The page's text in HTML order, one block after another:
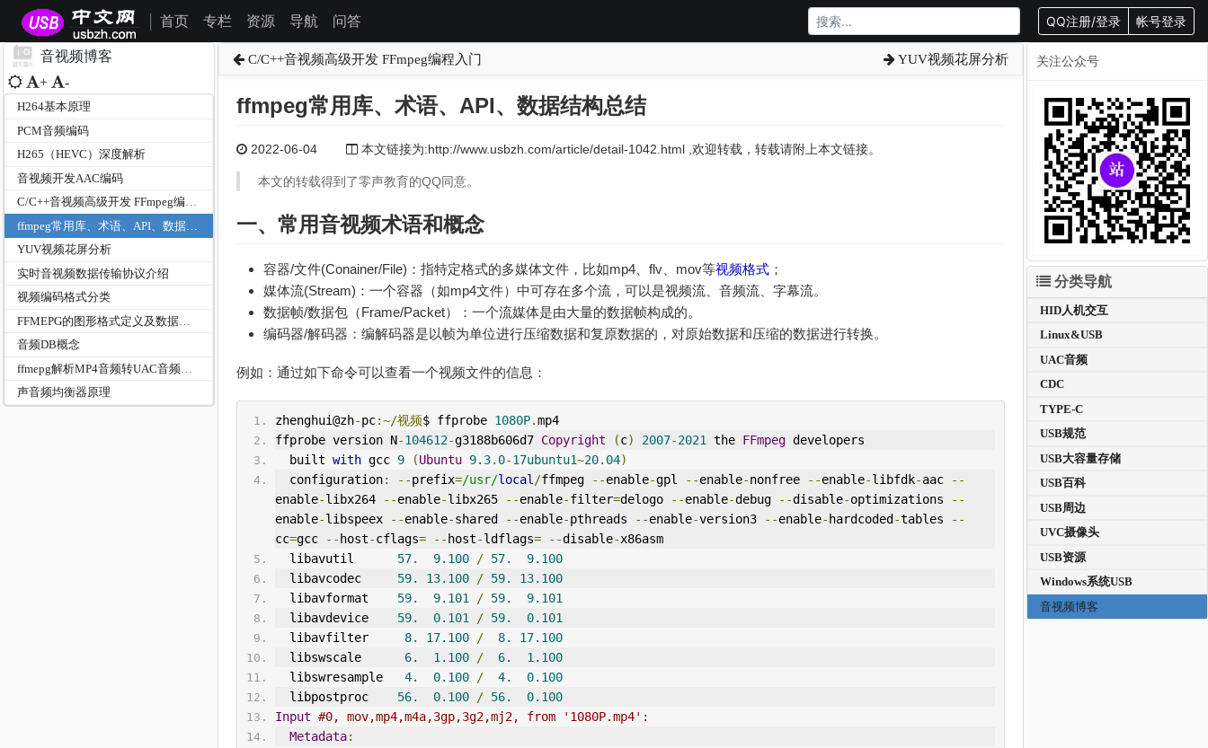
首页 专栏 资源 导航 问答 QQ注册/登录 帐号登录
音视频博客
+ -
H264基本原理
PCM音频编码
H265（HEVC）深度解析
音视频开发AAC编码
C/C++音视频高级开发 FFmpeg编程入门
YUV视频花屏分析
实时音视频数据传输协议介绍
视频编码格式分类
音频DB概念
声音频均衡器原理
C/C++音视频高级开发 FFmpeg编程入门 YUV视频花屏分析
ffmpeg常用库、术语、API、数据结构总结
2022-06-04 本文链接为:http://www.usbzh.com/article/detail-1042.html ,欢迎转载，转载请附上本文链接。
本文的转载得到了零声教育的QQ同意。
一、常用音视频术语和概念
容器/文件(Conainer/File)：指特定格式的多媒体文件，比如mp4、flv、mov等视频格式；
媒体流(Stream)：一个容器（如mp4文件）中可存在多个流，可以是视频流、音频流、字幕流。
数据帧/数据包（Frame/Packet）：一个流媒体是由大量的数据帧构成的。
编码器/解码器：编解码器是以帧为单位进行压缩数据和复原数据的，对原始数据和压缩的数据进行转换。
例如：通过如下命令可以查看一个视频文件的信息：
zhenghui@zh-pc:~/视频$ ffprobe 1080P.mp4
ffprobe version N-104612-g3188b606d7 Copyright (c) 2007-2021 the FFmpeg developers
  built
with gcc 9 (Ubuntu 9.3. 0-17ubuntu1~20.04)
  configuration
: --prefix=/usr/local/ffmpeg --enable-gpl --enable-nonfree --enable-libfdk-aac
--
enable-libx264 --enable-libx265 --enable-filter=delogo --enable-debug --disable-optimizations
--
enable-libspeex --enable-shared --enable-pthreads --enable-version3 --enable- hardcoded -tables
--
cc=gcc -- host-cflags= -- host-ldflags= --disable-x86asm
  libavutil
57. 9.100 / 57.
9.100
  libavcodec
59. 13.100 / 59.
13.100
  libavformat
59. 9.101 / 59.
9.101
  libavdevice
59. 0.101 / 59.
0.101
  libavfilter
8. 17.100 / 8.
17.100
  libswscale
6. 1.100 / 6.
1.100
  libswresample
4. 0.100 / 4.
0.100
  libpostproc
56. 0.100 / 56.
0.100
Input #0, mov,mp4,m4a,3gp,3g2,mj2, from '1080P.mp4':
Metadata:
关注公众号
分类导航
HID人机交互
Linux&USB
UAC音频
CDC
TYPE-C
USB规范
USB大容量存储
USB百科
USB周边
UVC摄像头
USB资源
Windows系统USB
音视频博客